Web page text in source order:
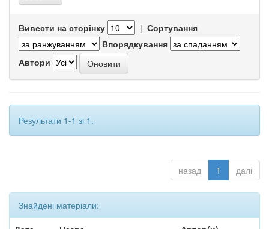
Вивести на сторінку | Сортування
Впорядкування
Автори
Результати 1-1 зі 1.
назад 1 далі
Знайдені матеріали: